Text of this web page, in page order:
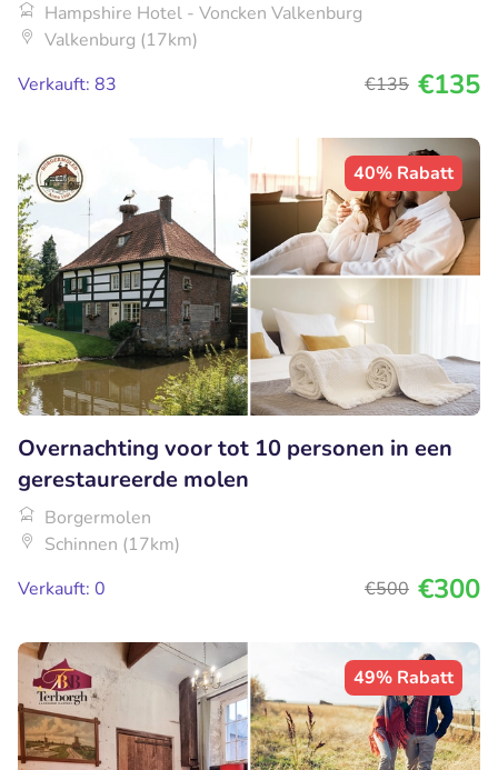
Hampshire Hotel - Voncken Valkenburg
Valkenburg (17km)
Verkauft: 83
€135 €135
40% Rabatt
Overnachting voor tot 10 personen in een
gerestaureerde molen
Borgermolen
Schinnen (17km)
Verkauft: 0
€500 €300
49% Rabatt